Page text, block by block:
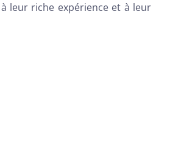
leur riche expérience et à leur